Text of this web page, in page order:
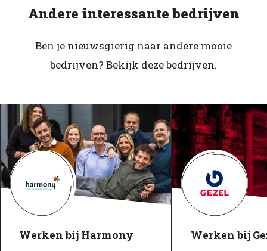
Andere interessante bedrijven
Ben je nieuwsgierig naar andere mooie
bedrijven? Bekijk deze bedrijven.
Werken bij Harmony Werken bij